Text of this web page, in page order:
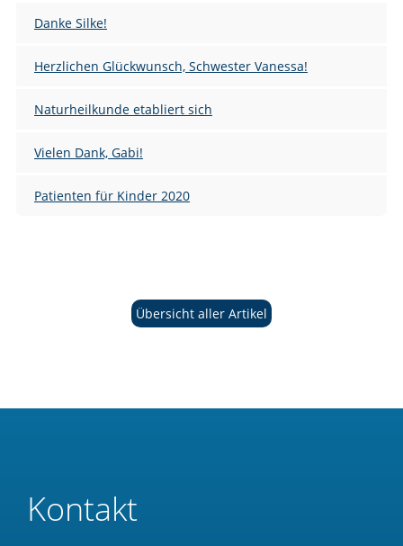
Danke Silke!
Herzlichen Glückwunsch, Schwester Vanessa!
Naturheilkunde etabliert sich
Vielen Dank, Gabi!
Patienten für Kinder 2020
Übersicht aller Artikel
Kontakt